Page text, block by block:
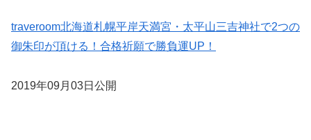
traveroom北海道札幌平岸天満宮・太平山三吉神社で2つの
御朱印が頂ける！合格祈願で勝負運UP！
2019年09月03日公開